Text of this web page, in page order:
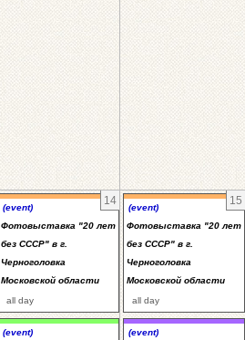
14
(event)
Фотовыставка "20 лет
без СССР" в г.
Черноголовка
Московской области
all day
(event)
15
(event)
Фотовыставка "20 лет
без СССР" в г.
Черноголовка
Московской области
all day
(event)